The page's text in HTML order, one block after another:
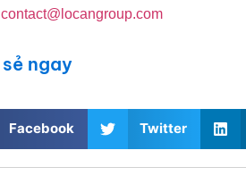
contact@locangroup.com
ngay
Facebook Twitter